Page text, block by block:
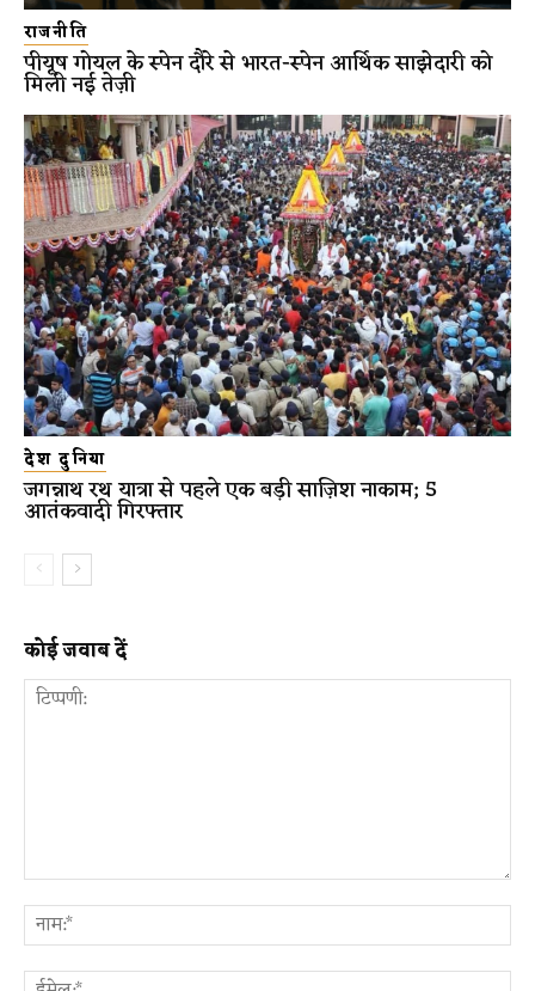
राजनीति
पीयूष गोयल के स्पेन दौरे से भारत-स्पेन आर्थिक साझेदारी को
मिली नई तेज़ी
देश दुनिया
जगन्नाथ रथ यात्रा से पहले एक बड़ी साज़िश नाकाम; 5
आतंकवादी गिरफ्तार
कोई जवाब दें